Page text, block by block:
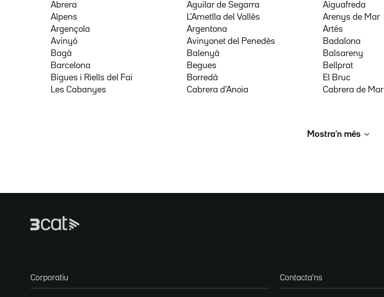
Abrera Aguilar de Segarra Aiguafreda
Alpens
L'Ametlla del Vallès Arenys de Mar
Argençola
Argentona Artés
Avinyó
Avinyonet del Penedès Badalona
Bagà
Balenyà Balsareny
Barcelona
Begues Bellprat
Bigues i Riells del Fai
Borredà El Bruc
Les Cabanyes
Cabrera d'Anoia Cabrera de Mar
Mostra’n més
Corporatiu Contacta'ns